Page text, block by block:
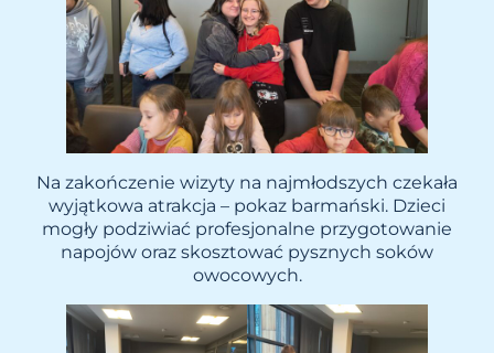
Na zakończenie wizyty na najmłodszych czekała
wyjątkowa atrakcja – pokaz barmański. Dzieci
mogły podziwiać profesjonalne przygotowanie
napojów oraz skosztować pysznych soków
owocowych.